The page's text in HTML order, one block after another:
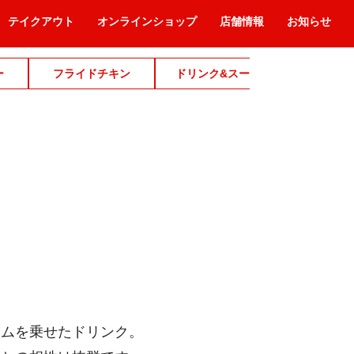
テイクアウト オンラインショップ 店舗情報 お知らせ
フライドチキン ドリンク&スープ
を乗せたドリンク。